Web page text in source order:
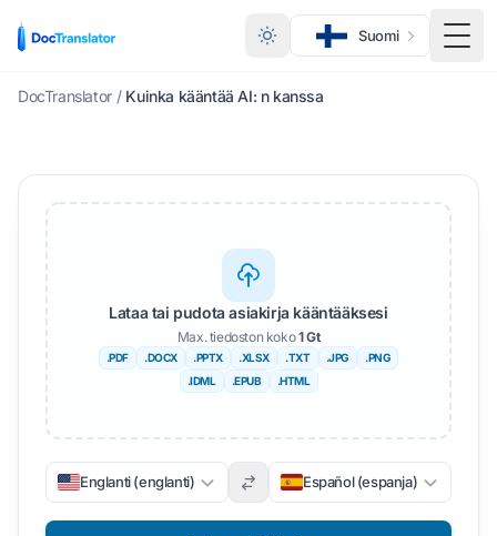
Suomi
DocTranslator / Kuinka kääntää AI: n kanssa
Lataa tai pudota asiakirja kääntääksesi
Max. tiedoston koko1 Gt
.PDF .DOCX .PPTX .XLSX .TXT .JPG
.PNG
.IDML
.EPUB .HTML
Englanti (englanti) Español (espanja)